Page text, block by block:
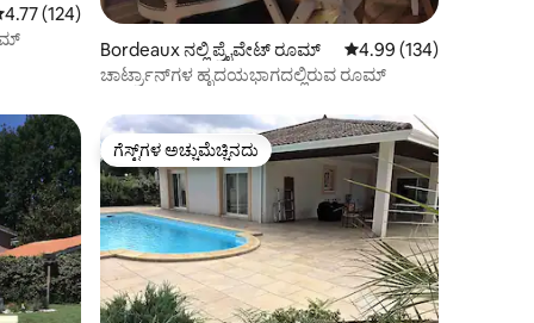
ರಲ್ಲಿ 4.77 ಸರಾಸರಿ ರೇಟಿಂಗ್, 124 ವಿಮರ್ಶೆಗಳು
4.77 (124)
Bordeaux ನಲ್ಲಿ ಪ್ರೈವೇಟ್ ರೂಮ್ 5 ರಲ್ಲಿ 4.99 ಸರಾಸರಿ
4.99 (134)
ಚಾರ್ಟ್ರಾನ್‌ಗಳ ಹೃದಯಭಾಗದಲ್ಲಿರುವ ರೂಮ್
ಗೆಸ್ಟ್‌ಗಳ ಅಚ್ಚುಮೆಚ್ಚಿನದು
ಗೆಸ್ಟ್‌ಗಳ ಅಚ್ಚುಮೆಚ್ಚಿನದು